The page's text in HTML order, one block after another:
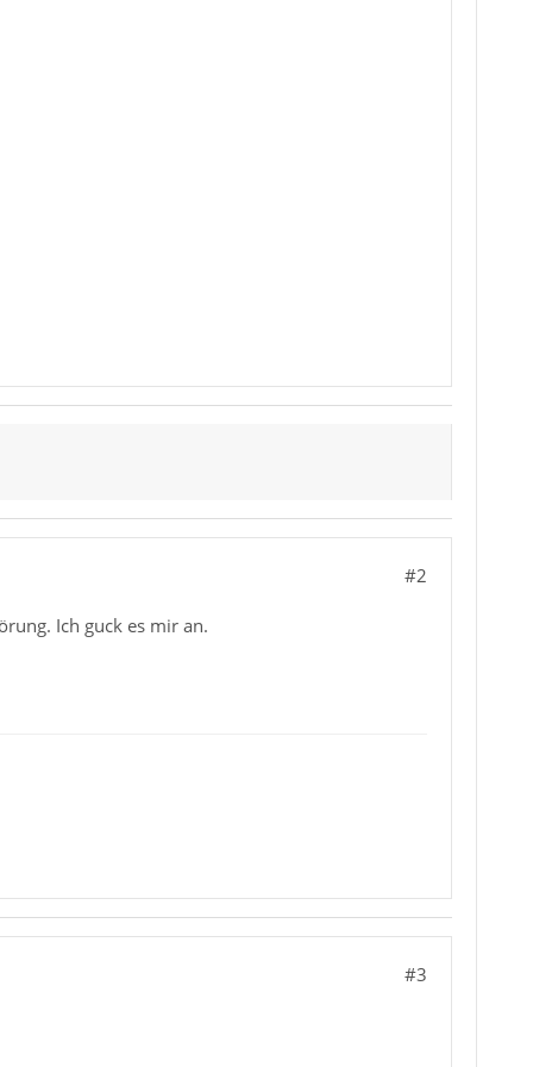
#2
Ich guck es mir an.
#3